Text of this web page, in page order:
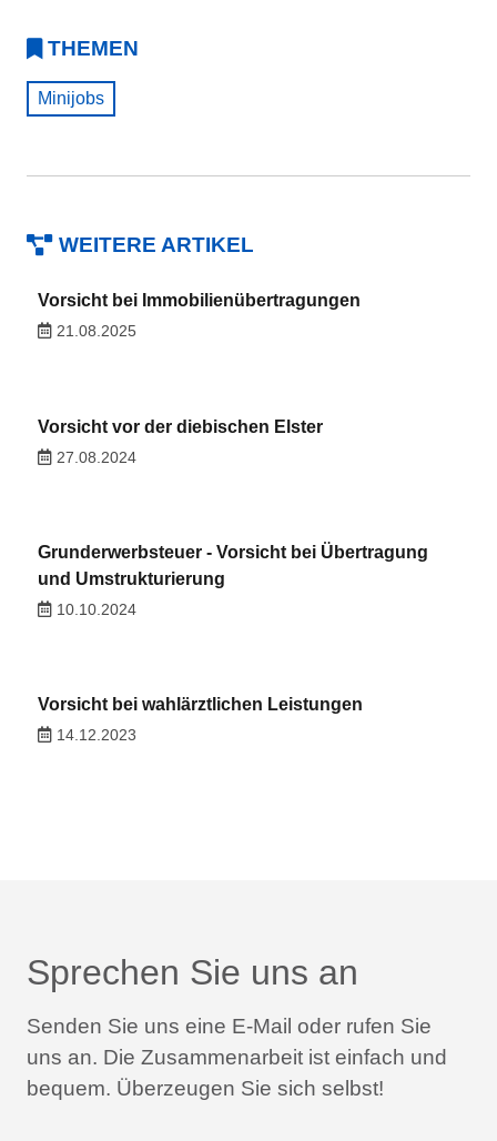
THEMEN
Minijobs
WEITERE ARTIKEL
Vorsicht bei Immobilienübertragungen
21.08.2025
Vorsicht vor der diebischen Elster
27.08.2024
Grunderwerbsteuer - Vorsicht bei Übertragung
und Umstrukturierung
10.10.2024
Vorsicht bei wahlärztlichen Leistungen
14.12.2023
Sprechen Sie uns an
Senden Sie uns eine E-Mail oder rufen Sie
uns an. Die Zusammenarbeit ist einfach und
bequem. Überzeugen Sie sich selbst!